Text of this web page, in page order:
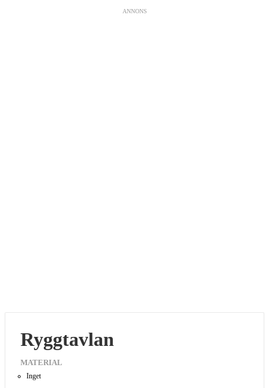
ANNONS
Ryggtavlan
MATERIAL
Inget